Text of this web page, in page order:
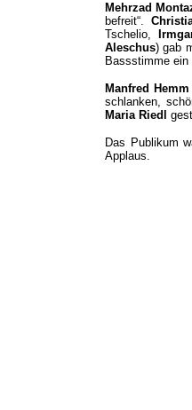
Mehrzad
befreit“.
Tschelio,
Aleschus) gab
Bassstimme
Manfred Hemm
schlanken,
Maria Riedl
Das Publikum
Applaus.